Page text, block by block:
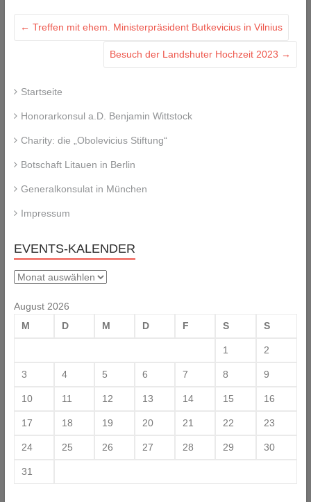
← Treffen mit ehem. Ministerpräsident Butkevicius in Vilnius
Besuch der Landshuter Hochzeit 2023 →
Startseite
Honorarkonsul a.D. Benjamin Wittstock
Charity: die „Obolevicius Stiftung“
Botschaft Litauen in Berlin
Generalkonsulat in München
Impressum
EVENTS-KALENDER
Events-
August 2026
M
D M D F S S
1 2
3 4 5 6 7 8 9
10 11 12 13 14 15 16
17 18 19 20 21 22 23
24 25 26 27 28 29 30
31